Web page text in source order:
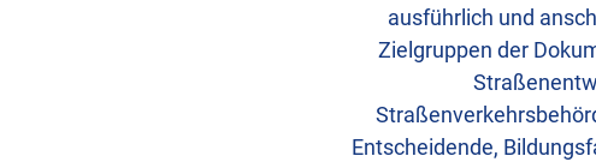
ausführlich und
Zielgruppen der
Entscheidende,